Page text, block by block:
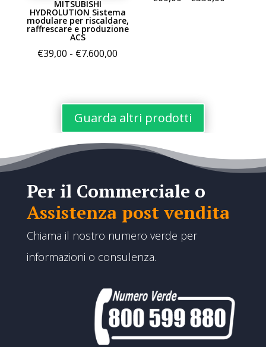
MITSUBISHI
HYDROLUTION Sistema
modulare per riscaldare,
raffrescare e produzione
ACS
€39,00 - €7.600,00
da
€39,00
a
€7.600,00
Guarda altri prodotti
Per il Commerciale o
Assistenza post vendita
Chiama il nostro numero verde per
informazioni o consulenza.